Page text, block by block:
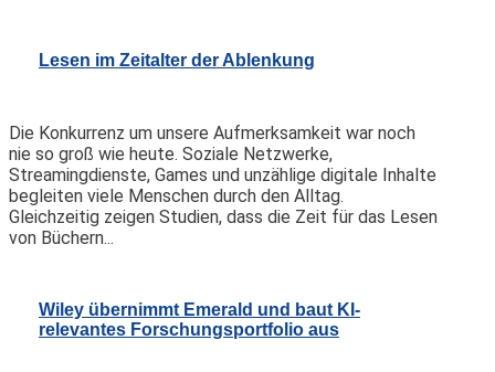
Lesen im Zeitalter der Ablenkung
Die Konkurrenz um unsere Aufmerksamkeit war noch
nie so groß wie heute. Soziale Netzwerke,
Streamingdienste, Games und unzählige digitale Inhalte
begleiten viele Menschen durch den Alltag.
Gleichzeitig zeigen Studien, dass die Zeit für das Lesen
von Büchern...
Wiley übernimmt Emerald und baut KI-
relevantes Forschungsportfolio aus